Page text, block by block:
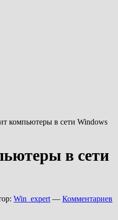
компьютеры в сети Windows
в сети
Win_expert — Комментариев